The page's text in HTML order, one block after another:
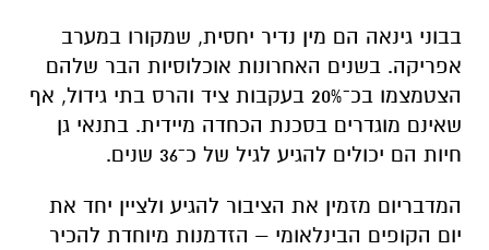
בבוני גינאה הם מין נדיר יחסית, שמקורו במערב
אפריקה. בשנים האחרונות אוכלוסיות הבר שלהם
הצטמצמו בכ־20% בעקבות ציד והרס בתי גידול, אף
שאינם מוגדרים בסכנת הכחדה מיידית. בתנאי גן
חיות הם יכולים להגיע לגיל של כ־36 שנים.
המדבריום מזמין את הציבור להגיע ולציין יחד את
יום הקופים הבינלאומי – הזדמנות מיוחדת להכיר